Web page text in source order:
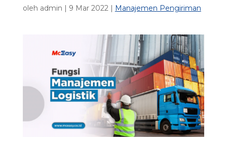
oleh admin | 9 Mar 2022| Manajemen Pengiriman